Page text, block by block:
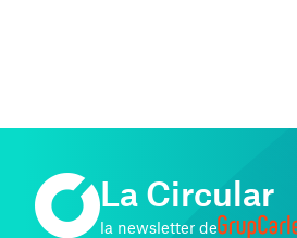
La Circular
la newsletter de